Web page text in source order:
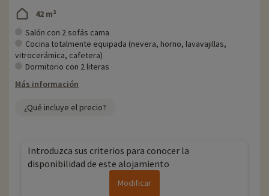
42 m²
Salón con 2 sofás cama
Cocina totalmente equipada (nevera, horno, lavavajillas,
vitrocerámica, cafetera)
Dormitorio con 2 literas
Más información
¿Qué incluye el precio?
Introduzca sus criterios para conocer la
disponibilidad de este alojamiento
Modificar